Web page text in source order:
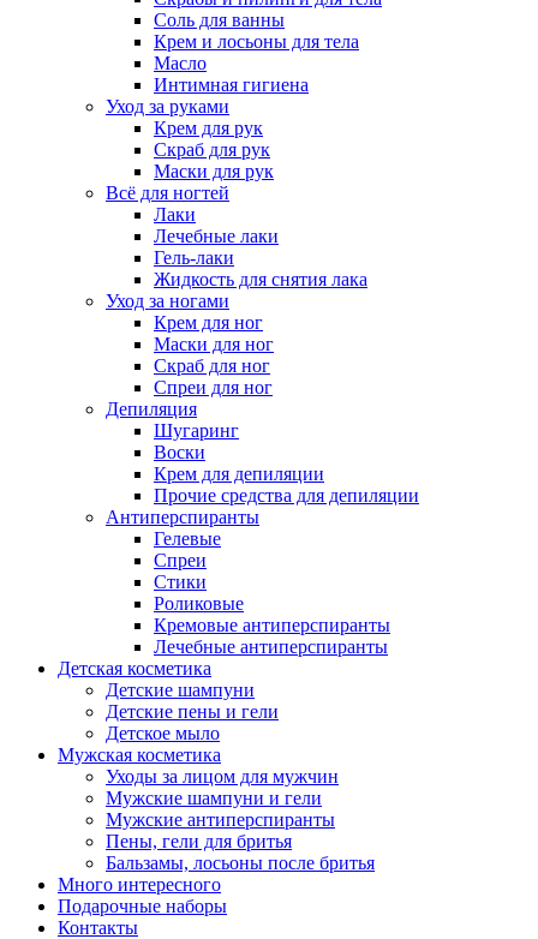
Соль для ванны
Крем и лосьоны для тела
Масло
Интимная гигиена
Уход за руками
Крем для рук
Скраб для рук
Маски для рук
Всё для ногтей
Лаки
Лечебные лаки
Гель-лаки
Жидкость для снятия лака
Уход за ногами
Крем для ног
Маски для ног
Скраб для ног
Спреи для ног
Депиляция
Шугаринг
Воски
Крем для депиляции
Прочие средства для депиляции
Антиперспиранты
Гелевые
Спреи
Стики
Роликовые
Кремовые антиперспиранты
Лечебные антиперспиранты
Детская косметика
Детские шампуни
Детские пены и гели
Детское мыло
Мужская косметика
Уходы за лицом для мужчин
Мужские шампуни и гели
Мужские антиперспиранты
Пены, гели для бритья
Бальзамы, лосьоны после бритья
Много интересного
Подарочные наборы
Контакты